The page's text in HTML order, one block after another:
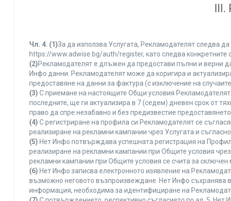
Чл. 4. (1)За да използва Услугата, Рекламодателят следва
https://www.adwise.bg/auth/register, като следва
(2)Рекламодателят е длъжен да предостави пълни и верни
Инфо данни. Рекламодателят може да коригира и
предоставяне на данни за фактура (с изключение на
(3) С приемане на настоящите Общи условия Рекламодателят
последните, ще ги актуализира в 7 (седем) дневен срок от
право да спре незабавно и без предизвестие
(4) С регистриране на профила си Рекламодателят се
реализиране на рекламни кампании чрез Услугата и
(5) Нет Инфо потвърждава успешната регистрация на
реализиране на рекламни кампании при Общите условия
рекламни кампании при Общите условия се счита за
(6) Нет Инфо записва електронното изявление на
възможно неговото възпроизвеждане. Нет Инфо съхранява в
информация, необходима за идентифициране на